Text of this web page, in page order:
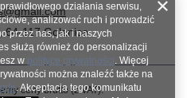
,64-117Gołanice
ceny brutto (z VAT).
działania serwisu,
analizować ruch i prowadzić
przez nas, jak i naszych
służą również do personalizacji
w polityce prywatności. Więcej
można znaleźć także na
. Akceptacja tego komunikatu